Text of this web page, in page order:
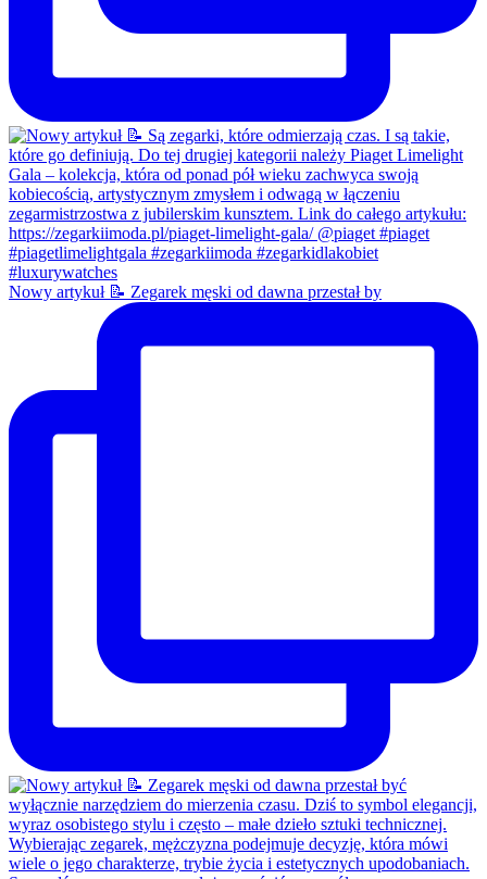
Nowy artykuł 📝 Zegarek męski od dawna przestał by